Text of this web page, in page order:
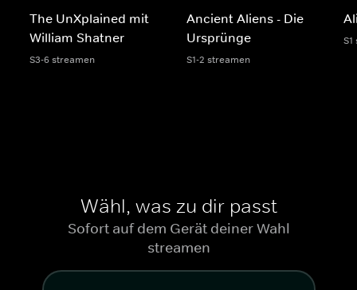
The UnXplained mit
William Shatner
S3-6 streamen
Ancient Aliens - Die
Ursprünge
S1-2 streamen
Wähl, was zu dir passt
Sofort auf dem Gerät deiner Wahl
streamen